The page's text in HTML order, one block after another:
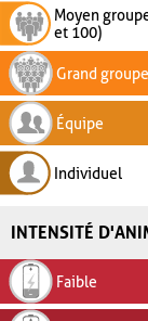
Moyen
et 100)
Grand
Équipe
Individuel
INTENSITÉ
Faible